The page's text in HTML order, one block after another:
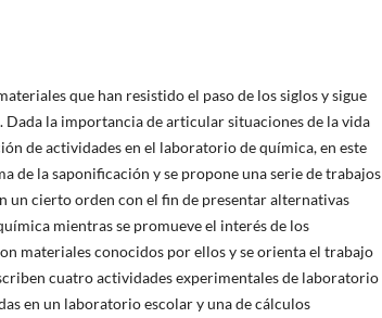
que han resistido el paso de los siglos y sigue
Dada la importancia de articular situaciones de la vida
de actividades en el laboratorio de química, en este
de la saponificación y se propone una serie de trabajos
un cierto orden con el fin de presentar alternativas
mientras se promueve el interés de los
materiales conocidos por ellos y se orienta el trabajo
cuatro actividades experimentales de laboratorio
en un laboratorio escolar y una de cálculos